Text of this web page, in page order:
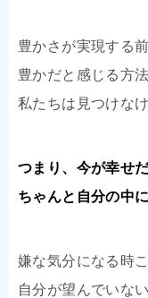
豊かさが実現する前
豊かだと感じる方
私たちは見つけな
つまり、今が幸せ
ちゃんと自分の中
嫌な気分になる時こ
自分が望んでいな